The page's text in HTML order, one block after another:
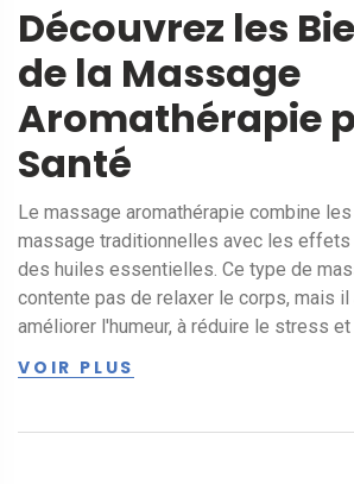
Découvrez les
de la Massage
Aromathérapie
Santé
Le massage aromathérapie combine
massage traditionnelles avec les effets
des huiles essentielles. Ce type de
contente pas de relaxer le corps, mais
améliorer l'humeur, à réduire le stress
intégrer les huiles essentielles dans
VOIR PLUS